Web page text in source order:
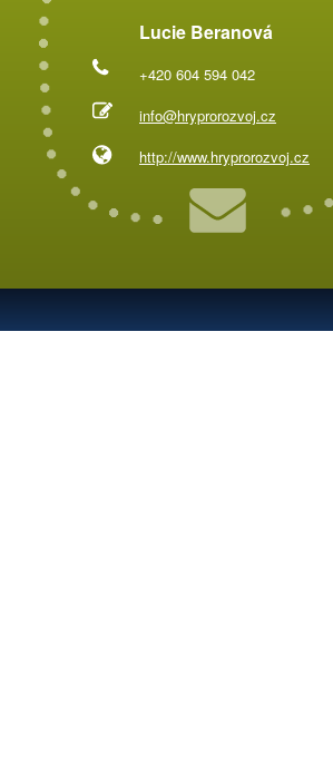
Lucie Beranová
+420 604 594 042
info@hryprorozvoj.cz
http://www.hryprorozvoj.cz